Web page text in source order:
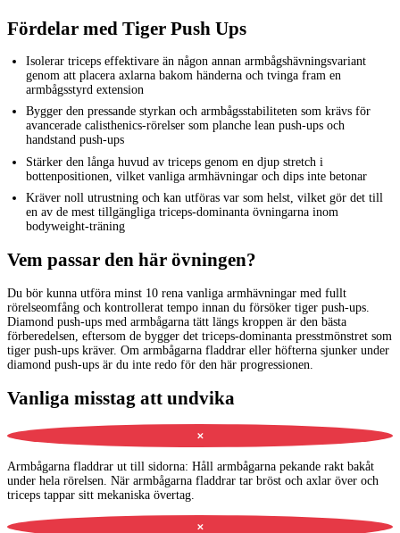
Fördelar med Tiger Push Ups
Isolerar triceps effektivare än någon annan armbågshävningsvariant
genom att placera axlarna bakom händerna och tvinga fram en
armbågsstyrd extension
Bygger den pressande styrkan och armbågsstabiliteten som krävs för
avancerade calisthenics-rörelser som planche lean push-ups och
handstand push-ups
Stärker den långa huvud av triceps genom en djup stretch i
bottenpositionen, vilket vanliga armhävningar och dips inte betonar
Kräver noll utrustning och kan utföras var som helst, vilket gör det till
en av de mest tillgängliga triceps-dominanta övningarna inom
bodyweight-träning
Vem passar den här övningen?
Du bör kunna utföra minst 10 rena vanliga armhävningar med fullt
rörelseomfång och kontrollerat tempo innan du försöker tiger push-ups.
Diamond push-ups med armbågarna tätt längs kroppen är den bästa
förberedelsen, eftersom de bygger det triceps-dominanta presstmönstret som
tiger push-ups kräver. Om armbågarna fladdrar eller höfterna sjunker under
diamond push-ups är du inte redo för den här progressionen.
Vanliga misstag att undvika
✕
Armbågarna fladdrar ut till sidorna: Håll armbågarna pekande rakt bakåt
under hela rörelsen. När armbågarna fladdrar tar bröst och axlar över och
triceps tappar sitt mekaniska övertag.
✕